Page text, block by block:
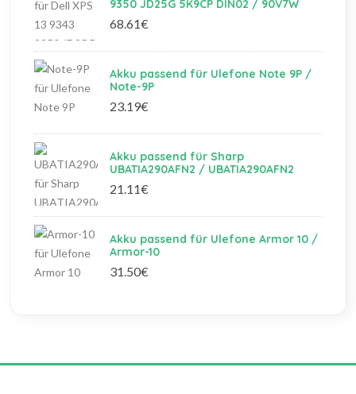
9350 JD25G 5K9CP DIN02 / 90V7W
68.61€
Akku passend für Ulefone Note 9P /
Note-9P
23.19€
Akku passend für Sharp
UBATIA290AFN2 / UBATIA290AFN2
21.11€
Akku passend für Ulefone Armor 10 /
Armor-10
31.50€